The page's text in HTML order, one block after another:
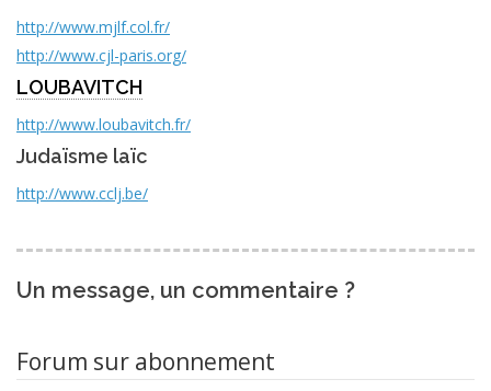
http://www.mjlf.col.fr/
http://www.cjl-paris.org/
LOUBAVITCH
http://www.loubavitch.fr/
Judaïsme laïc
http://www.cclj.be/
Un message, un commentaire ?
Forum sur abonnement